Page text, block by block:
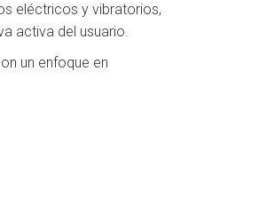
eléctricos y vibratorios,
activa del usuario.
un enfoque en